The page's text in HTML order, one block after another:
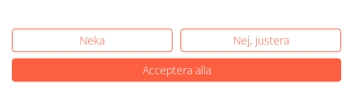
Neka
Nej, justera
Acceptera alla